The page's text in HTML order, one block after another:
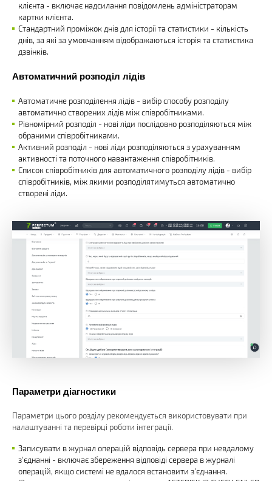
клієнта - включає надсилання повідомлень адміністраторам
картки клієнта.
Стандартний проміжок днів для історії та статистики - кількість
днів, за які за умовчанням відображаються історія та статистика
дзвінків.
Автоматичний розподіл лідів
Автоматичне розподілення лідів - вибір способу розподілу
автоматично створених лідів між співробітниками.
Рівномірний розподіл - нові ліди послідовно розподіляються між
обраними співробітниками.
Активний розподіл - нові ліди розподіляються з урахуванням
активності та поточного навантаження співробітників.
Список співробітників для автоматичного розподілу лідів - вибір
співробітників, між якими розподілятимуться автоматично
створені ліди.
Параметри діагностики
Параметри цього розділу рекомендується використовувати при
налаштуванні та перевірці роботи інтеграції.
Записувати в журнал операцій відповідь сервера при невдалому
з'єднанні - включає збереження відповіді сервера в журналі
операцій, якщо системі не вдалося встановити з'єднання.